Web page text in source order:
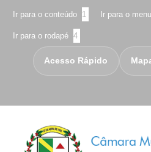
Ir para o conteúdo 1 Ir para o menu
Ir para o rodapé 4
Acesso Rápido